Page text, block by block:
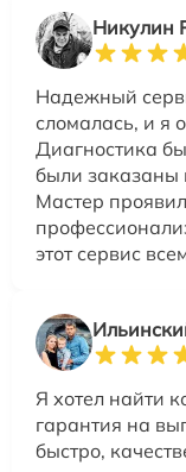
Никулин
Надежный
сломалась, и я
Диагностика
были заказаны
Мастер
этот сервис
Я хотел найти
гарантия на
быстро,